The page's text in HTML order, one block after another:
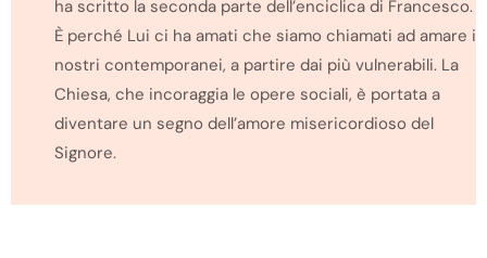
ha scritto la seconda parte dell’enciclica di Francesco.
È perché Lui ci ha amati che siamo chiamati ad amare i
nostri contemporanei, a partire dai più vulnerabili. La
Chiesa, che incoraggia le opere sociali, è portata a
diventare un segno dell’amore misericordioso del
Signore.